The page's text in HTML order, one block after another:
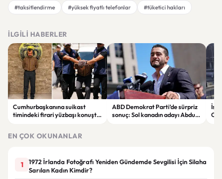
#taksitlendirme
#yüksek fiyatlı telefonlar #tüketici hakları
İLGILI HABERLER
Cumhurbaşkanına suikast
timindeki firari yüzbaşı konuştu:
ABD Demokrat Parti’de sürpriz
sonuç: Sol kanadın adayı Abdul
EN ÇOK OKUNANLAR
1
1972 İrlanda Fotoğrafı Yeniden Gündemde Sevgilisi İçin Silaha
Sarılan Kadın Kimdir?